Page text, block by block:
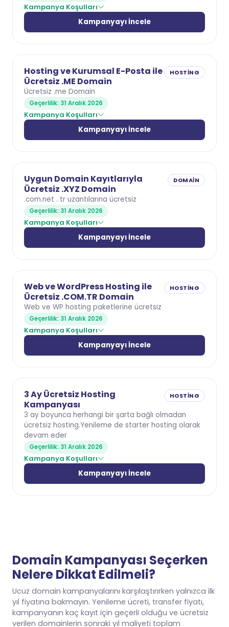
Kampanya Koşulları
Kampanyayı İncele
Hosting ve Kurumsal E-Posta ile
Ücretsiz .ME Domain
HOSTING
Ücretsiz .me Domain
Geçerlilik: 31 Aralık 2026
Kampanya Koşulları
Kampanyayı İncele
Uygun Domain Kayıtlarıyla
Ücretsiz .XYZ Domain
DOMAIN
.com.net . tr uzantılarına ücretsiz
Geçerlilik: 31 Aralık 2026
Kampanya Koşulları
Kampanyayı İncele
Web ve WordPress Hosting ile
Ücretsiz .COM.TR Domain
HOSTING
Web ve WP hosting paketlerine ücretsiz
Geçerlilik: 31 Aralık 2026
Kampanya Koşulları
Kampanyayı İncele
3 Ay Ücretsiz Hosting
Kampanyası
HOSTING
3 ay boyunca herhangi bir şarta bağlı olmadan
ücretsiz hosting.Yenileme de starter hosting olarak
devam eder
Geçerlilik: 31 Aralık 2026
Kampanya Koşulları
Kampanyayı İncele
Domain Kampanyası Seçerken
Nelere Dikkat Edilmeli?
Ucuz domain kampanyalarını karşılaştırırken yalnızca ilk
yıl fiyatına bakmayın. Yenileme ücreti, transfer fiyatı,
kampanyanın kaç kayıt için geçerli olduğu ve ücretsiz
verilen domainlerin sonraki yıl maliyeti toplam